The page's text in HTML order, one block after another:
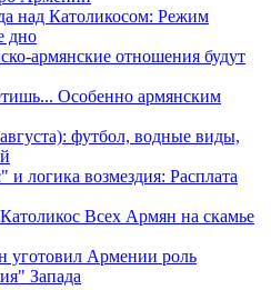
над Католикосом: Режим
дно
армянские отношения будут
Особенно армянским
футбол, водные виды,
логика возмездия: Расплата
Всех Армян на скамье
Армении роль
Запада